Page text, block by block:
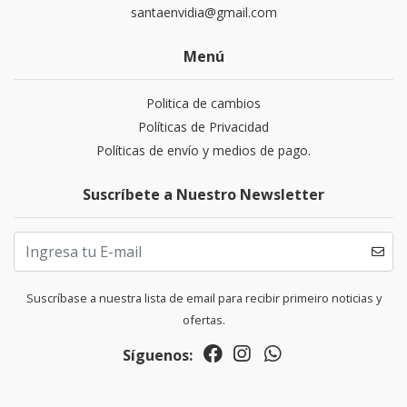
santaenvidia@gmail.com
Menú
Politica de cambios
Políticas de Privacidad
Políticas de envío y medios de pago.
Suscríbete a Nuestro Newsletter
Suscríbase a nuestra lista de email para recibir primeiro noticias y
ofertas.
Síguenos: